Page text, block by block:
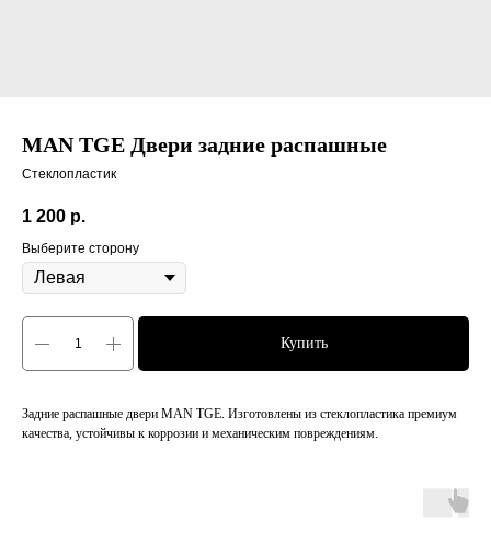
MAN TGE Двери задние распашные
Cтеклопластик
1 200 р.
Выберите сторону
Купить
Задние распашные двери MAN TGE. Изготовлены из стеклопластика премиум
качества, устойчивы к коррозии и механическим повреждениям.